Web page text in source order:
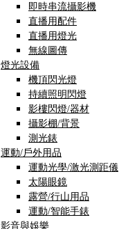
即時串流攝影機
直播用配件
直播用燈光
無線圖傳
燈光設備
機頂閃光燈
持續照明閃燈
影樓閃燈/器材
攝影棚/背景
測光錶
運動/戶外用品
運動光學/激光測距儀
太陽眼鏡
露營/行山用品
運動/智能手錶
影音與娛樂